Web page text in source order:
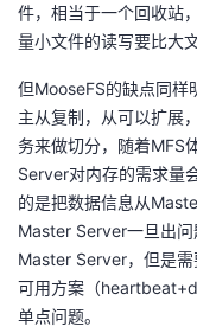
件，相当于一个回收站
量小文件的读写要比大
但MooseFS的缺点同样
主从复制，从可以扩展
务来做切分，随着MFS
Server对内存的需求量
的是把数据信息从
Master Server一旦出
Master Server，但是
可用方案（
单点问题。